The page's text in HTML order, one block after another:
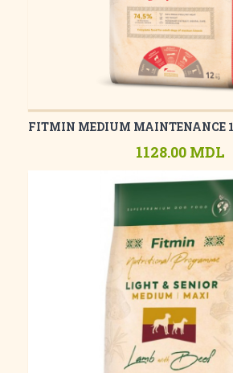
FITMIN MEDIUM MAINTENANCE
1128.00 MDL